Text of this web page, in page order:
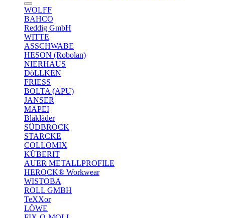
WOLFF
BAHCO
Reddig GmbH
WITTE
ASSCHWABE
HESON (Robolan)
NIERHAUS
DöLLKEN
FRIESS
BOLTA (APU)
JANSER
MAPEI
Blåkläder
SÜDBROCK
STARCKE
COLLOMIX
KÜBERIT
AUER METALLPROFILE
HEROCK® Workwear
WISTOBA
ROLL GMBH
TeXXor
LÖWE